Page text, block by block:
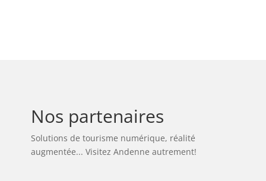
Nos partenaires
Solutions de tourisme numérique, réalité
augmentée... Visitez Andenne autrement!